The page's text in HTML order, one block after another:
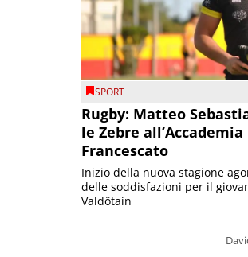
SPORT
Rugby: Matteo
le Zebre all’Accademia
Francescato
Inizio della nuova stagione
delle soddisfazioni per il
Valdôtain